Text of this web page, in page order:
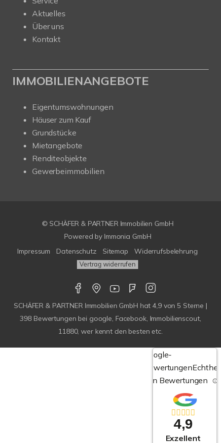
Aktuelles
Über uns
Kontakt
IMMOBILIENANGEBOTE
Eigentumswohnungen
Häuser zum Kauf
Grundstücke
Mietangebote
Renditeobjekte
Gewerbeimmobilien
© SCHÄFER & PARTNER Immobilien GmbH
Powered by Immonia GmbH
Impressum
Datenschutz Sitemap Widerrufsbelehrung
Vertrag widerrufen
SCHÄFER & PARTNER Immobilien GmbH hat4,9von5 Sterne |
398 Bewertungen bei google, Facebook, Immobilienscout,
11880, wer kennt den besten etc.
Google-
Bewertungen
von Bewertungen
4,9
Exzellent